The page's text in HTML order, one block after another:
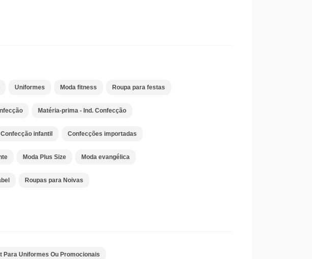
Uniformes Moda fitness Roupa para festas
Matéria-prima - Ind. Confecção
Confecção infantil Confecções importadas
Moda Plus Size Moda evangélica
Roupas para Noivas
Para Uniformes Ou Promocionais